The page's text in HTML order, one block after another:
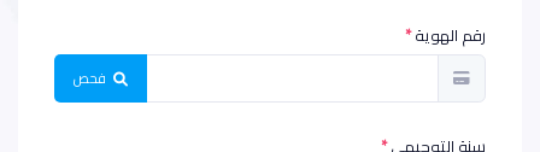
رقم الهوية
فحص
سنة التوجيهي